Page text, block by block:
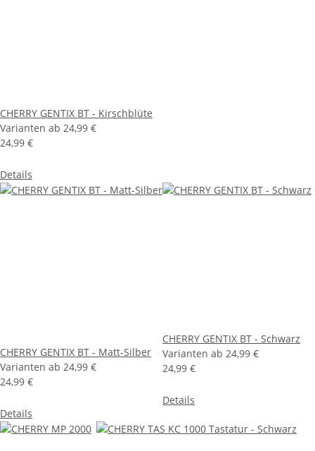
CHERRY GENTIX BT - Kirschblüte
Varianten ab 24,99 €
24,99 €
Details
CHERRY GENTIX BT - Matt-Silber
Varianten ab 24,99 €
24,99 €
Details
CHERRY GENTIX BT - Schwarz
Varianten ab 24,99 €
24,99 €
Details